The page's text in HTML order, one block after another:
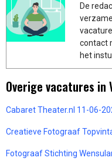
De
contact
het
Overige vacatures in
Cabaret Theater.nl 11-06-
Creatieve Fotograaf
Fotograaf Stichting